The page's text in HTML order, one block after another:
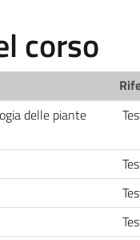
corso
delle piante